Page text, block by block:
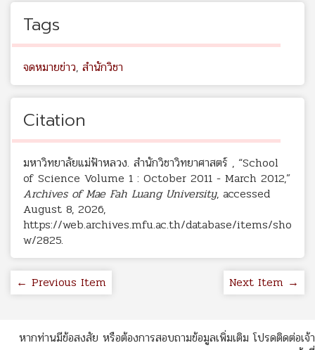
Tags
จดหมายข่าว, สำนักวิชา
Citation
มหาวิทยาลัยแม่ฟ้าหลวง. สำนักวิชาวิทยาศาสตร์ , “School
of Science Volume 1 : October 2011 - March 2012,”
Archives of Mae Fah Luang University, accessed
August 8, 2026,
https://web.archives.mfu.ac.th/database/items/sho
w/2825.
← Previous Item Next Item →
หากท่านมีข้อสงสัย หรือต้องการสอบถามข้อมูลเพิ่มเติม โปรดติดต่อเจ้า